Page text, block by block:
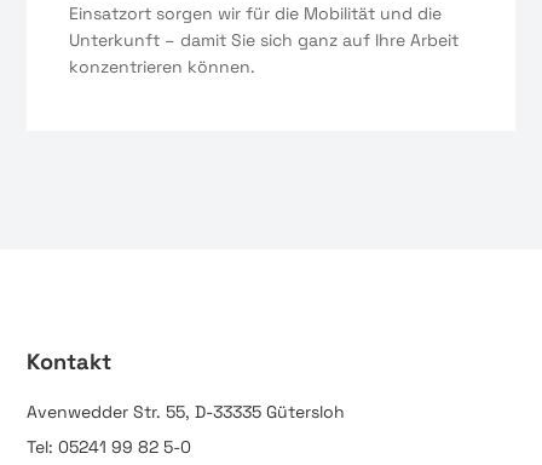
Einsatzort sorgen wir für die Mobilität und die
Unterkunft – damit Sie sich ganz auf Ihre Arbeit
konzentrieren können.
Kontakt
Avenwedder Str. 55, D-33335 Gütersloh
Tel: 05241 99 82 5-0